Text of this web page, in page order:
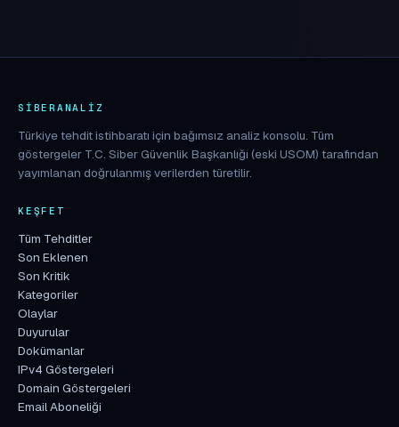
SIBERANALIZ
Türkiye tehdit istihbaratı için bağımsız analiz konsolu. Tüm
göstergeler T.C. Siber Güvenlik Başkanlığı (eski USOM) tarafından
yayımlanan doğrulanmış verilerden türetilir.
KEŞFET
Tüm Tehditler
Son Eklenen
Son Kritik
Kategoriler
Olaylar
Duyurular
Dokümanlar
IPv4 Göstergeleri
Domain Göstergeleri
Email Aboneliği